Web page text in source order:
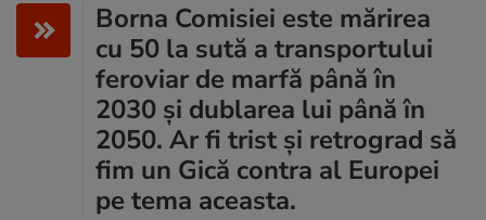
Borna Comisiei este mărirea
cu 50 la sută a transportului
feroviar de marfă până în
2030 și dublarea lui până în
2050. Ar fi trist și retrograd să
fim un Gică contra al Europei
pe tema aceasta.